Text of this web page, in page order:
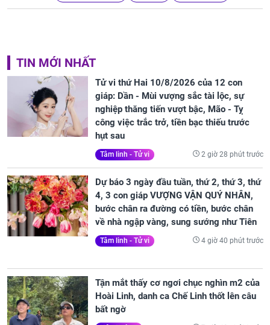
TIN MỚI NHẤT
Tử vi thứ Hai 10/8/2026 của 12 con
giáp: Dần - Mùi vượng sắc tài lộc, sự
nghiệp thăng tiến vượt bậc, Mão - Tỵ
công việc trắc trở, tiền bạc thiếu trước
hụt sau
Tâm linh - Tử vi 2 giờ 28 phút trước
Dự báo 3 ngày đầu tuần, thứ 2, thứ 3, thứ
4, 3 con giáp VƯỢNG VẬN QUÝ NHÂN,
bước chân ra đường có tiền, bước chân
về nhà ngập vàng, sung sướng như Tiên
Tâm linh - Tử vi 4 giờ 40 phút trước
Tận mắt thấy cơ ngơi chục nghìn m2 của
Hoài Linh, danh ca Chế Linh thốt lên câu
bất ngờ